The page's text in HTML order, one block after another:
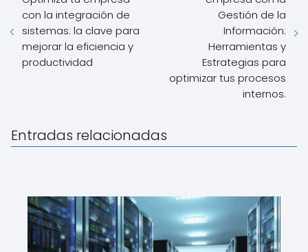
con la integración de
sistemas: la clave para
mejorar la eficiencia y
productividad
Gestión de la
Información:
Herramientas y
Estrategias para
optimizar tus procesos
internos.
Entradas relacionadas